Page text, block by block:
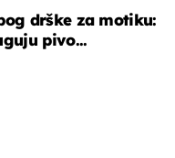
drške za motiku:
pivo...